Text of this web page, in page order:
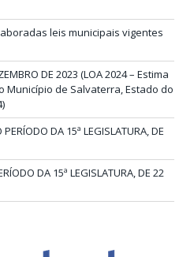
leis municipais vigentes
DE 2023 (LOA 2024 – Estima
Município de Salvaterra, Estado do
DA 15ª LEGISLATURA, DE
DA 15ª LEGISLATURA, DE 22